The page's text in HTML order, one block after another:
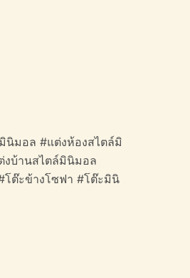
นิมอล #แต่งห้องสไตล์มิ
งบ้านสไตล์มินิมอล
โต๊ะข้างโซฟา #โต๊ะมินิ